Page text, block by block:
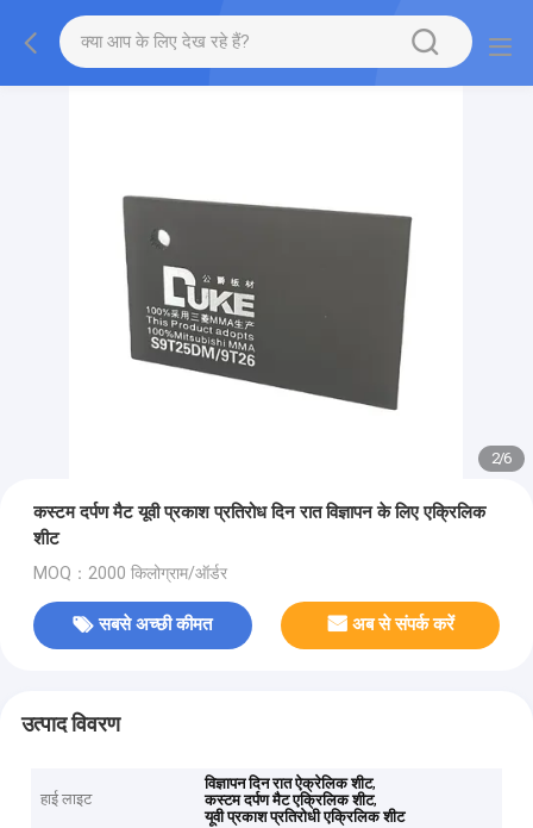
2/6
कस्टम दर्पण मैट यूवी प्रकाश प्रतिरोध दिन रात विज्ञापन के लिए एक्रिलिक
शीट
MOQ：2000 किलोग्राम/ऑर्डर
सबसे अच्छी कीमत अब से संपर्क करें
उत्पाद विवरण
हाई लाइट
विज्ञापन दिन रात ऐक्रेलिक शीट,
कस्टम दर्पण मैट एक्रिलिक शीट,
यूवी प्रकाश प्रतिरोधी एक्रिलिक शीट